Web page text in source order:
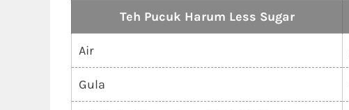
Teh Pucuk Harum Less Sugar
Air
Gula